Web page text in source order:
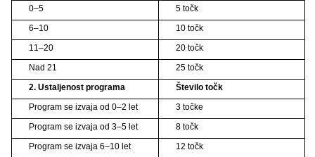
0–5
5 točk
6–10
10 točk
11–20
20 točk
Nad 21
25 točk
2. Ustaljenost programa
Število točk
Program se izvaja od 0–2 let
3 točke
Program se izvaja od 3–5 let
8 točk
Program se izvaja 6–10 let
12 točk